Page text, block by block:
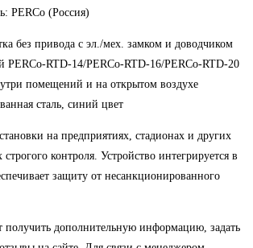
PERCo (Россия)
без привода с эл./мех. замком и доводчиком
PERCo-RTD-14/PERCo-RTD-16/PERCo-RTD-20
помещений и на открытом воздухе
сталь, синий цвет
на предприятиях, стадионах и других
контроля. Устройство интегрируется в
защиту от несанкционированного
дополнительную информацию, задать